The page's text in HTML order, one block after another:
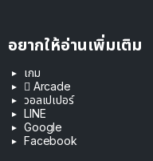
อยากให้อ่านเพิ่มเติม
เกม
 Arcade
วอลเปเปอร์
LINE
Google
Facebook